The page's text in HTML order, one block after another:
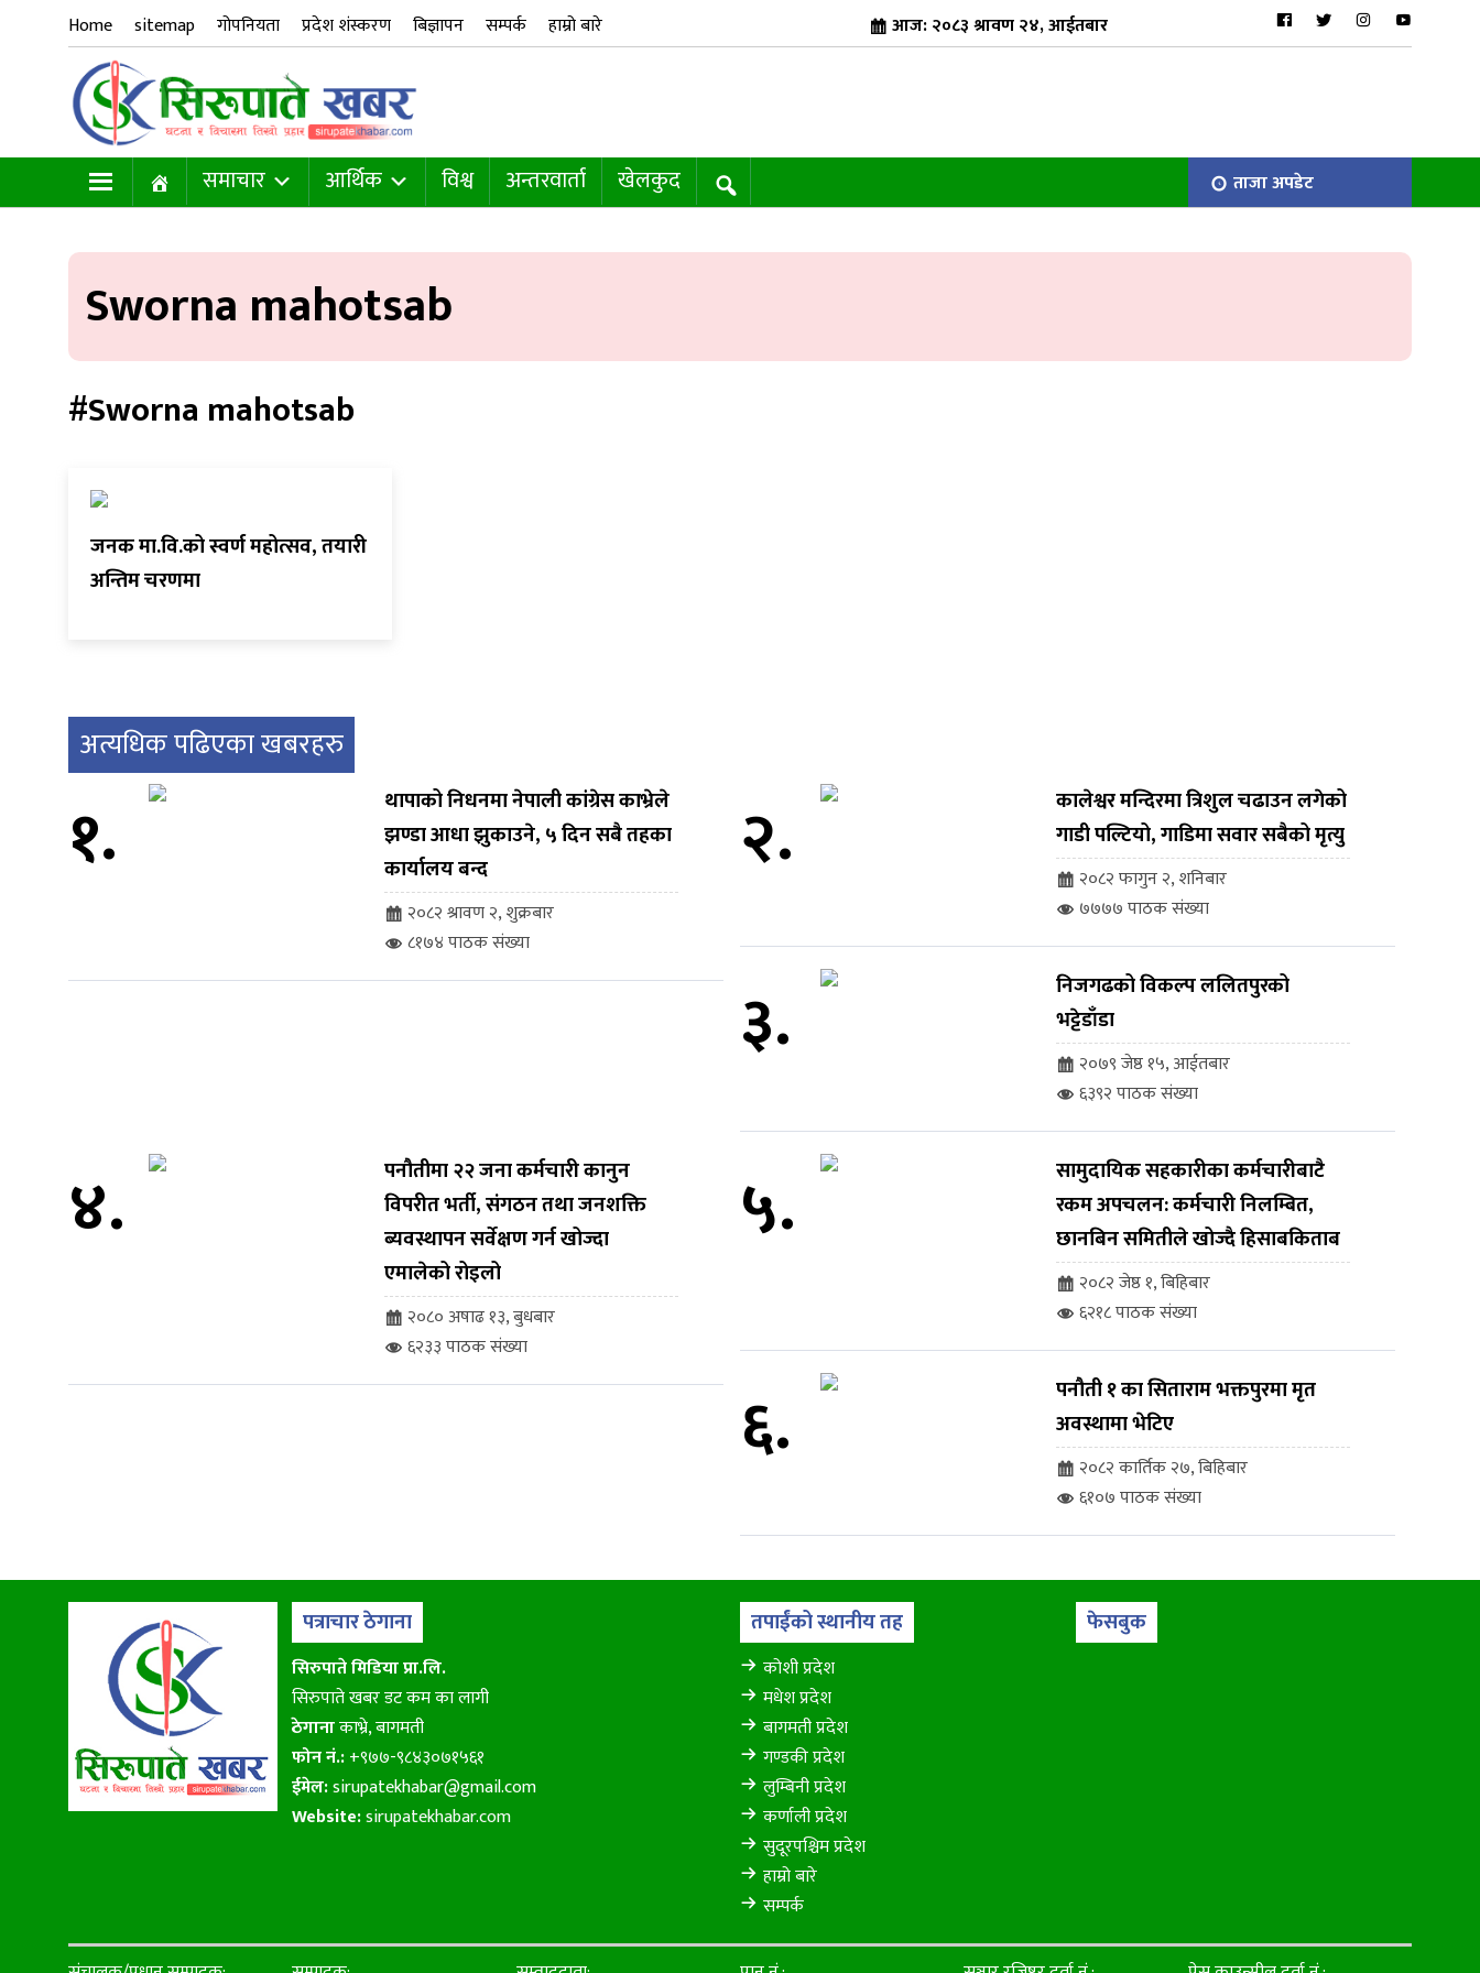
Home sitemap गोपनियता प्रदेश शंस्करण बिज्ञापन सम्पर्क हाम्रो बारे आज: २०८३ श्रावण २४, आईतबार
समाचार आर्थिक विश्व अन्तरवार्ता खेलकुद ताजा अपडेट
Sworna mahotsab
#Sworna mahotsab
जनक मा.वि.को स्वर्ण महोत्सव, तयारी
अन्तिम चरणमा
अत्यधिक पढिएका खबरहरु
१.
थापाको निधनमा नेपाली कांग्रेस काभ्रेले
झण्डा आधा झुकाउने, ५ दिन सबै तहका
कार्यालय बन्द
२०८२ श्रावण २, शुक्रबार
८१७४ पाठक संख्या
२.
कालेश्वर मन्दिरमा त्रिशुल चढाउन लगेको
गाडी पल्टियो, गाडिमा सवार सबैको मृत्यु
२०८२ फागुन २, शनिबार
७७७७ पाठक संख्या
३.
निजगढको विकल्प ललितपुरको
भट्टेडाँडा
२०७९ जेष्ठ १५, आईतबार
६३९२ पाठक संख्या
४.
पनौतीमा २२ जना कर्मचारी कानुन
विपरीत भर्ती, संगठन तथा जनशक्ति
ब्यवस्थापन सर्वेक्षण गर्न खोज्दा
एमालेको रोइलो
२०८० अषाढ १३, बुधबार
६२३३ पाठक संख्या
५.
सामुदायिक सहकारीका कर्मचारीबाटै
रकम अपचलन: कर्मचारी निलम्बित,
छानबिन समितीले खोज्दै हिसाबकिताब
२०८२ जेष्ठ १, बिहिबार
६२१८ पाठक संख्या
६.
पनौती १ का सिताराम भक्तपुरमा मृत
अवस्थामा भेटिए
२०८२ कार्तिक २७, बिहिबार
६१०७ पाठक संख्या
पत्राचार ठेगाना
सिरुपाते मिडिया प्रा.लि.
सिरुपाते खबर डट कम का लागी
ठेगानाकाभ्रे, बागमती
फोन नं.:+९७७-९८४३०७१५६१
ईमेल:sirupatekhabar@gmail.com
Website:sirupatekhabar.com
तपाईंको स्थानीय तह
कोशी प्रदेश
मधेश प्रदेश
बागमती प्रदेश
गण्डकी प्रदेश
लुम्बिनी प्रदेश
कर्णाली प्रदेश
सुदूरपश्चिम प्रदेश
हाम्रो बारे
सम्पर्क
फेसबुक